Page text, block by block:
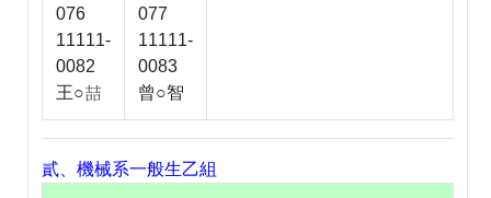
076
11111-
0082
王○
077
11111-
0083
曾○智
貳、機械系一般生乙組